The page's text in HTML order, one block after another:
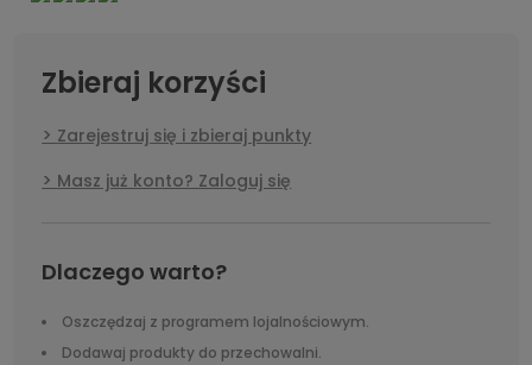
Zbieraj korzyści
Zarejestruj się i zbieraj punkty
Masz już konto? Zaloguj się
Dlaczego warto?
Oszczędzaj z programem lojalnościowym.
Dodawaj produkty do przechowalni.